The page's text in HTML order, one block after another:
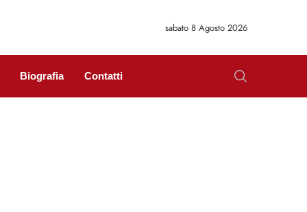
sabato 8 Agosto 2026
Biografia Contatti